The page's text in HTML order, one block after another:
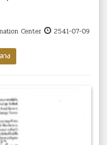
Center
2541-07-09
าง